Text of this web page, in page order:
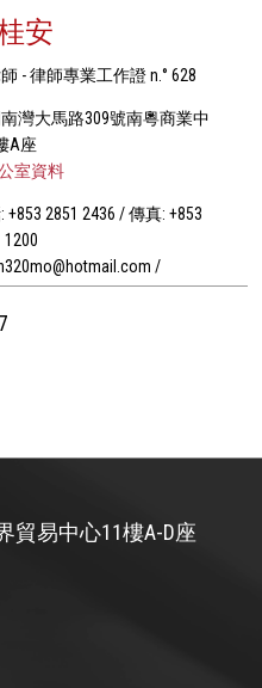
安
- 律師專業工作證 n.° 628
灣大馬路309號南粵商業中
A座
室資料
+853 2851 2436 / 傳真: +853
1200
/
貿易中心11樓A-D座